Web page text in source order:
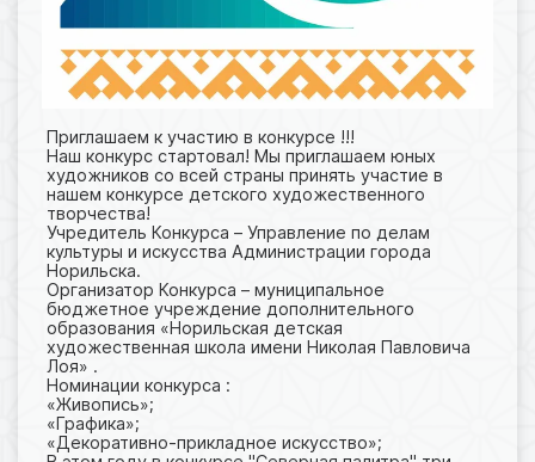
Приглашаем к участию в конкурсе !!!
Наш конкурс стартовал! Мы приглашаем юных
художников со всей страны принять участие в
нашем конкурсе детского художественного
творчества!
Учредитель Конкурса – Управление по делам
культуры и искусства Администрации города
Норильска.
Организатор Конкурса – муниципальное
бюджетное учреждение дополнительного
образования «Норильская детская
художественная школа имени Николая Павловича
Лоя» .
Номинации конкурса :
«Живопись»;
«Графика»;
«Декоративно-прикладное искусство»;